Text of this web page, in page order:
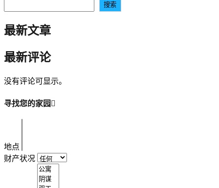
搜索
最新文章
最新评论
没有评论可显示。
寻找您的家园
地点
财产状况